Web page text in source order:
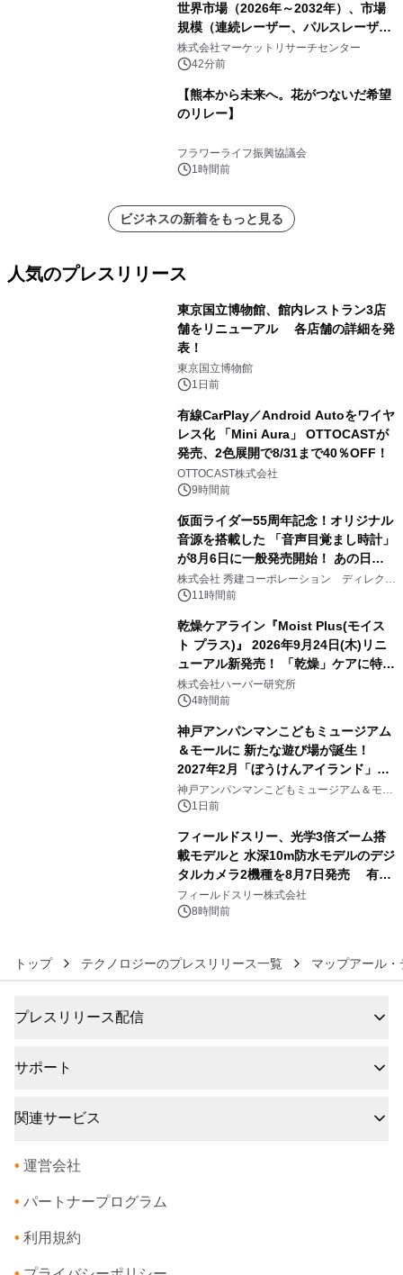
世界市場（2026年～2032年）、市場
規模（連続レーザー、パルスレーザ
ー）・分析レポートを発表
株式会社マーケットリサーチセンター
42分前
【熊本から未来へ。花がつないだ希望
のリレー】
フラワーライフ振興協議会
1時間前
ビジネスの新着をもっと見る
人気のプレスリリース
東京国立博物館、館内レストラン3店
舗をリニューアル 各店舗の詳細を発
表！
東京国立博物館
1日前
有線CarPlay／Android Autoをワイヤ
レス化 「Mini Aura」 OTTOCASTが
発売、2色展開で8/31まで40％OFF！
OTTOCAST株式会社
9時間前
仮面ライダー55周年記念！オリジナル
音源を搭載した 「音声目覚まし時計」
が8月6日に一般発売開始！ あの日の
大興奮が今甦る
株式会社 秀建コーポレーション ディレクト
アートギャラリー
11時間前
乾燥ケアライン『Moist Plus(モイス
ト プラス)』 2026年9月24日(木)リニ
ューアル新発売！ 「乾燥」ケアに特化
し、ライン使いで潤いに満ちた肌へ
株式会社ハーバー研究所
4時間前
神戸アンパンマンこどもミュージアム
＆モールに 新たな遊び場が誕生！
2027年2月「ぼうけんアイランド」が
オープン
神戸アンパンマンこどもミュージアム＆モー
ル 1日前
フィールドスリー、光学3倍ズーム搭
載モデルと 水深10m防水モデルのデジ
タルカメラ2機種を8月7日発売 有効
約1300万画素、用途別に選べるコンデ
ジ新登場
フィールドスリー株式会社
8時間前
トップ テクノロジーのプレスリリース一覧 マップアール
プレスリリース配信
サポート
関連サービス
• 運営会社
• パートナープログラム
• 利用規約